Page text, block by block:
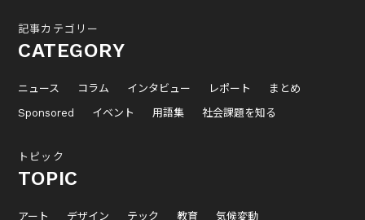
記事カテゴリー
CATEGORY
ニュース コラム インタビュー レポート
まとめ
Sponsored
イベント 用語集 社会課題を知る
トピック
TOPIC
アート デザイン テック 教育 気候変動